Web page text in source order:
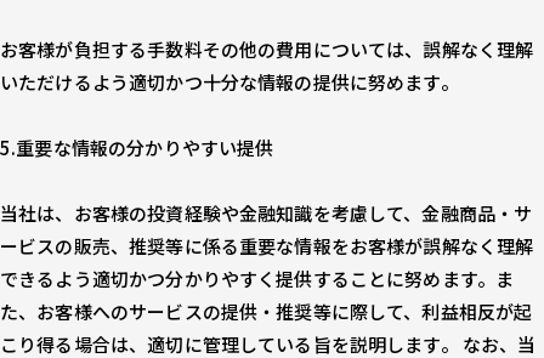
お客様が負担する手数料その他の費用については、誤解なく理解
いただけるよう適切かつ十分な情報の提供に努めます。
5.重要な情報の分かりやすい提供
当社は、お客様の投資経験や金融知識を考慮して、金融商品・サ
ービスの販売、推奨等に係る重要な情報をお客様が誤解なく理解
できるよう適切かつ分かりやすく提供することに努めます。ま
た、お客様へのサービスの提供・推奨等に際して、利益相反が起
こり得る場合は、適切に管理している旨を説明します。 なお、当